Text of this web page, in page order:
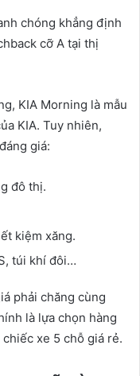
chóng khẳng định
cỡ A tại thị
KIA Morning là mẫu
KIA. Tuy nhiên,
giá:
đô thị.
kiệm xăng.
túi khí đôi…
phải chăng cùng
là lựa chọn hàng
xe 5 chỗ giá rẻ.